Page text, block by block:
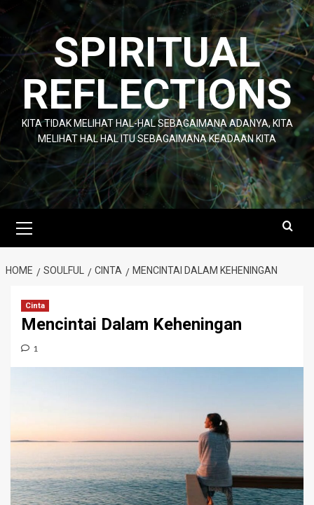
Skip
content
SPIRITUAL
REFLECTIONS
KITA TIDAK MELIHAT HAL-HAL SEBAGAIMANA ADANYA, KITA
MELIHAT HAL HAL ITU SEBAGAIMANA KEADAAN KITA
Menu
HOME SOULFUL CINTA MENCINTAI DALAM KEHENINGAN
Cinta
Mencintai Dalam Keheningan
1